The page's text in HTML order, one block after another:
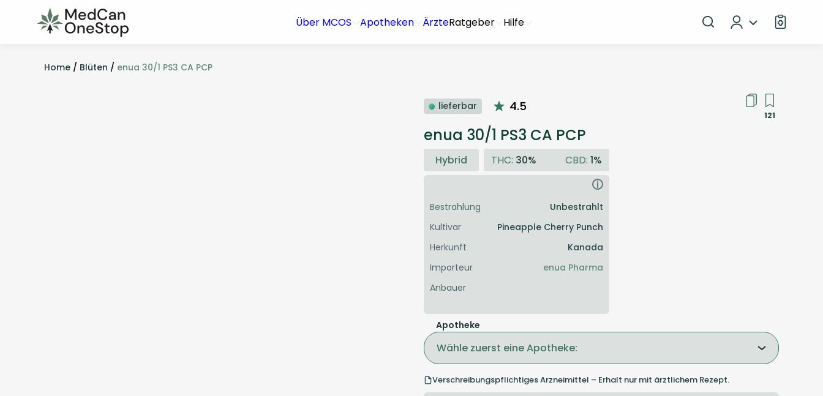
Über MCOS Apotheken ÄrzteRatgeber Hilfe
Home / Blüten / enua 30/1 PS3 CA PCP
lieferbar 4.5
121
enua 30/1 PS3 CA PCP
Hybrid THC: 30% CBD: 1%
i
Bestrahlung
Unbestrahlt
Kultivar
Pineapple Cherry Punch
Herkunft
Kanada
Importeur
enua Pharma
Anbauer
Apotheke
Wähle zuerst eine Apotheke:
Verschreibungspflichtiges Arzneimittel – Erhalt nur mit ärztlichem Rezept.